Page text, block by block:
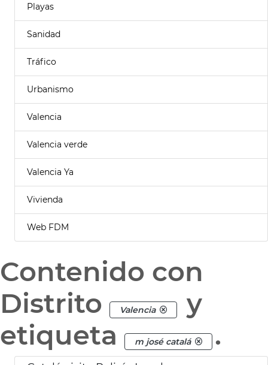
Playas
Sanidad
Tráfico
Urbanismo
Valencia
Valencia verde
Valencia Ya
Vivienda
Web FDM
Contenido con
Distrito
Valencia
y
etiqueta
m josé catalá .